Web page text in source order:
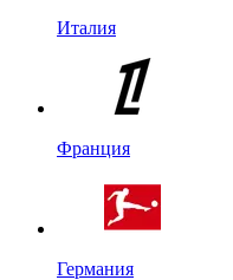
Италия
Франция
Германия